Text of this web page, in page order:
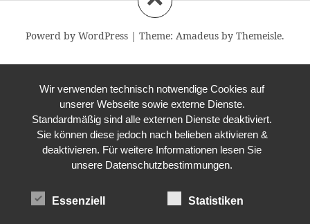
Powerd by WordPress | Theme: Amadeus by Themeisle.
Wir verwenden technisch notwendige Cookies auf
unserer Webseite sowie externe Dienste.
Standardmäßig sind alle externen Dienste deaktiviert.
Sie können diese jedoch nach belieben aktivieren &
deaktivieren. Für weitere Informationen lesen Sie
unsere Datenschutzbestimmungen.
Essenziell Statistiken